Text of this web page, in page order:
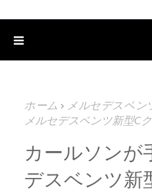
ホーム メルセデスベン
メルセデスベンツ新型C
カールソンが
デスベンツ新